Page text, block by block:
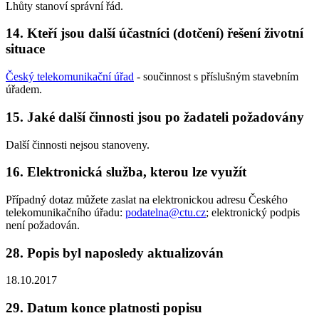
Lhůty stanoví správní řád.
14. Kteří jsou další účastníci (dotčení) řešení životní
situace
Český telekomunikační úřad - součinnost s příslušným stavebním
úřadem.
15. Jaké další činnosti jsou po žadateli požadovány
Další činnosti nejsou stanoveny.
16. Elektronická služba, kterou lze využít
Případný dotaz můžete zaslat na elektronickou adresu Českého
telekomunikačního úřadu: podatelna@ctu.cz; elektronický podpis
není požadován.
28. Popis byl naposledy aktualizován
18.10.2017
29. Datum konce platnosti popisu